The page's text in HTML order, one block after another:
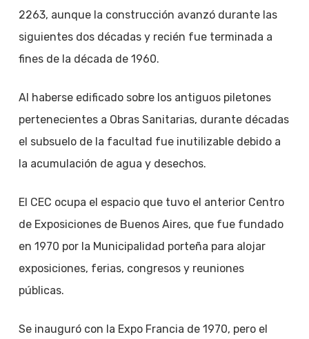
2263, aunque la construcción avanzó durante las
siguientes dos décadas y recién fue terminada a
fines de la década de 1960.
Al haberse edificado sobre los antiguos piletones
pertenecientes a Obras Sanitarias, durante décadas
el subsuelo de la facultad fue inutilizable debido a
la acumulación de agua y desechos.
El CEC ocupa el espacio que tuvo el anterior Centro
de Exposiciones de Buenos Aires, que fue fundado
en 1970 por la Municipalidad porteña para alojar
exposiciones, ferias, congresos y reuniones
públicas.
Se inauguró con la Expo Francia de 1970, pero el